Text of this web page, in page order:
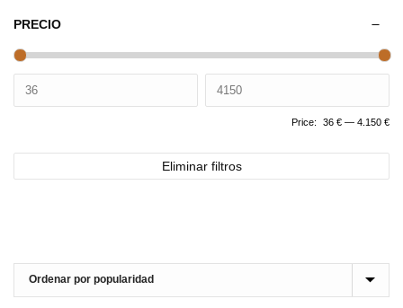
PRECIO
Price: 36 € — 4.150 €
Eliminar filtros